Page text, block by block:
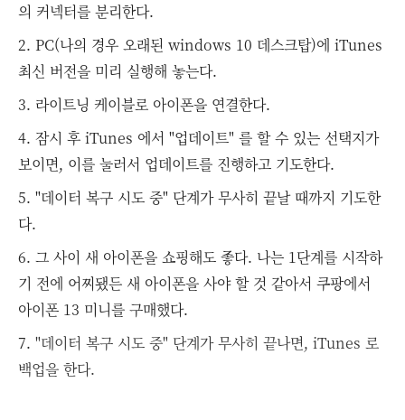
의 커넥터를 분리한다.
2. PC(나의 경우 오래된 windows 10 데스크탑)에 iTunes
최신 버전을 미리 실행해 놓는다.
3. 라이트닝 케이블로 아이폰을 연결한다.
4. 잠시 후 iTunes 에서 "업데이트" 를 할 수 있는 선택지가
보이면, 이를 눌러서 업데이트를 진행하고 기도한다.
5. "데이터 복구 시도 중" 단계가 무사히 끝날 때까지 기도한
다.
6. 그 사이 새 아이폰을 쇼핑해도 좋다. 나는 1단계를 시작하
기 전에 어찌됐든 새 아이폰을 사야 할 것 같아서 쿠팡에서
아이폰 13 미니를 구매했다.
7. "데이터 복구 시도 중" 단계가 무사히 끝나면, iTunes 로
백업을 한다.